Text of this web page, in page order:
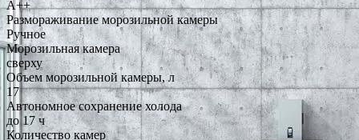
A++
Размораживание морозильной камеры
Ручное
Морозильная камера
сверху
Объем морозильной камеры, л
17
Автономное сохранение холода
до 17 ч
Количество камер